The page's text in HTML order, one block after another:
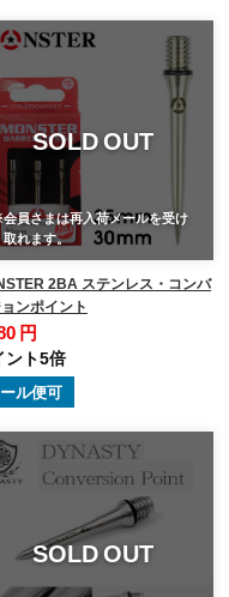
SOLD OUT
員さまは再入荷メールを受け
取れます。
2BA ステンレス・コンバ
ンポイント
円
ント5倍
ル便可
SOLD OUT